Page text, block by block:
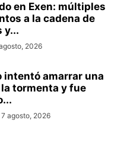
en Exen: múltiples
a la cadena de
y...
2026
intentó amarrar una
tormenta y fue
7 agosto, 2026